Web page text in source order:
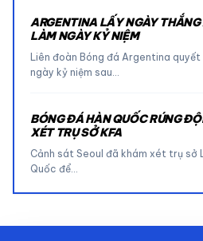
ARGENTINA LẤY NGÀY
LÀM NGÀY KỶ NIỆM
Liên đoàn Bóng đá Argentina quyết
ngày kỷ niệm sau…
BÓNG ĐÁ HÀN QUỐC RÚNG
XÉT TRỤ SỞ KFA
Cảnh sát Seoul đã khám xét trụ sở
Quốc để…